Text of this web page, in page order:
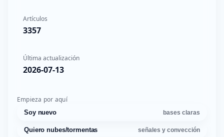
Artículos
3357
Última actualización
2026-07-13
Empieza por aquí
Soy nuevo bases claras
Quiero nubes/tormentas señales y convección